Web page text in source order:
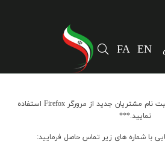
EN
FA
و توسعه برند سازمانی
الخبر
معلومات المنتج
***جهت استفاده از فرآیند ثبت نام مشتریان جدید از مرورگر Firefox استفاده
نمایید.***
با شماره های زیر تماس حاصل فرمایید: